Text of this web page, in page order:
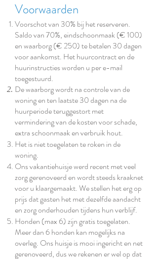
Voorwaarden
Voorschot van 30% bij het reserveren.
Saldo van 70%, eindschoonmaak (€ 100)
en waarborg (€ 250) te betalen 30 dagen
voor aankomst. Het huurcontract en de
huurinstructies worden u per e-mail
toegestuurd.
De waarborg wordt na controle van de
woning en ten laatste 30 dagen na de
huurperiode teruggestort met
vermindering van de kosten voor schade,
extra schoonmaak en verbruik hout.
Het is niet toegelaten te roken in de
woning.
Ons vakantiehuisje werd recent met veel
zorg gerenoveerd en wordt steeds kraaknet
voor u klaargemaakt. We stellen het erg op
prijs dat gasten het met dezelfde aandacht
en zorg onderhouden tijdens hun verblijf.
Honden (max 6) zijn gratis toegelaten.
Meer dan 6 honden kan mogelijks na
overleg. Ons huisje is mooi ingericht en net
gerenoveerd, dus we rekenen er wel op dat